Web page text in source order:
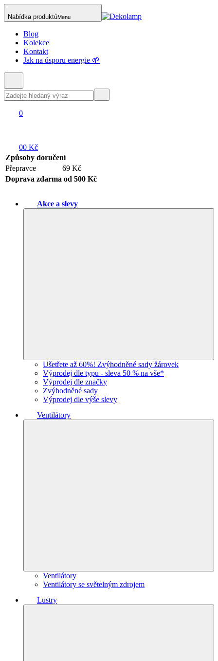
Nabídka produktůMenu
Blog
Kolekce
Kontakt
Jak na úsporu energie 🌱
0
00 Kč
Způsoby doručení
Přepravce
69 Kč
Doprava zdarma od 500 Kč
Akce a slevy
Ušetřete až 60%! Zvýhodněné sady žárovek
Výprodej dle typu - sleva 50 % na vše*
Výprodej dle značky
Zvýhodněné sady
Výprodej dle výše slevy
Ventilátory
Ventilátory
Ventilátory se světelným zdrojem
Lustry